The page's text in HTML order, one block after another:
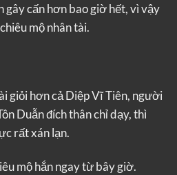
gây cấn hơn bao giờ hết, vì vậy
mộ nhân tài.
giỏi hơn cả Diệp Vĩ Tiên, người
Duẫn đích thân chỉ dạy, thì
rất xán lạn.
mộ hắn ngay từ bây giờ.